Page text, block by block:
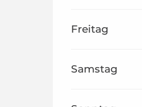
Freitag
Samstag